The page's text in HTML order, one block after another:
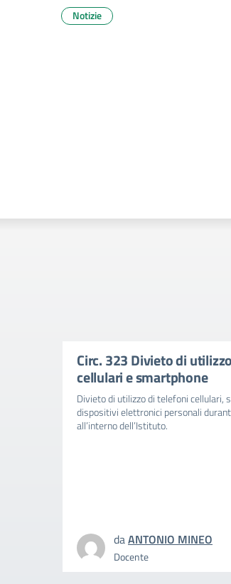
Notizie
Circ. 323 Divieto di
cellulari e smartphone
Divieto di utilizzo di telefoni cellulari,
dispositivi elettronici personali
all’interno dell’Istituto.
daANTONIO MINEO
Docente